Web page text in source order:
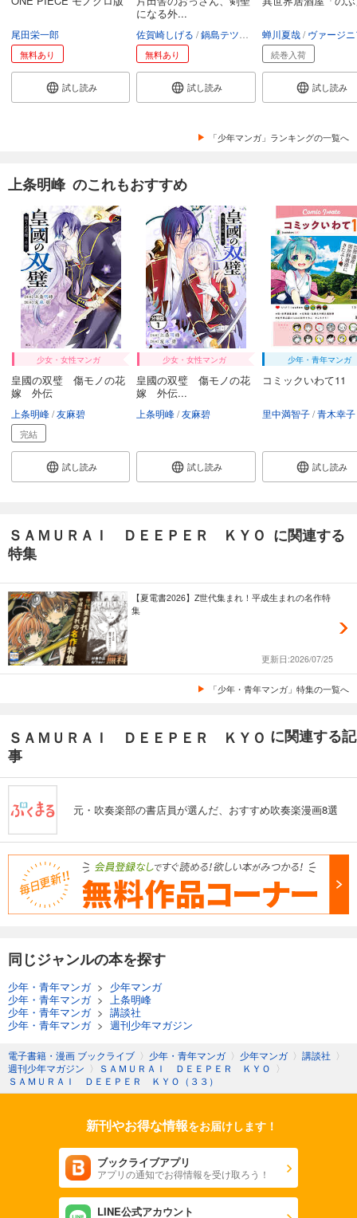
尾田栄一郎
無料あり
試し読み
になる外...
佐賀崎しげる 鍋島テツヒロ 空路恵 渡辺樹
無料あり
試し読み
蝉川夏哉 ヴァージニア二
続巻入荷
試し読み
「少年マンガ」ランキングの一覧へ
上条明峰 のこれもおすすめ
少女・女性マンガ
皇國の双璧 傷モノの花
嫁 外伝
上条明峰 友麻碧
完結
試し読み
少女・女性マンガ
皇國の双璧 傷モノの花
嫁 外伝...
上条明峰 友麻碧
試し読み
少年・青年マンガ
コミックいわて11
里中満智子 青木幸子
試し読み
ＳＡＭＵＲＡＩ ＤＥＥＰＥＲ ＫＹＯ に関連する
特集
【夏電書2026】Z世代集まれ！平成生まれの名作特
集
更新日:2026/07/25
「少年・青年マンガ」特集の一覧へ
ＳＡＭＵＲＡＩ ＤＥＥＰＥＲ ＫＹＯ に関連する記
事
元・吹奏楽部の書店員が選んだ、おすすめ吹奏楽漫画8選
同じジャンルの本を探す
少年・青年マンガ> 少年マンガ
少年・青年マンガ> 上条明峰
少年・青年マンガ> 講談社
少年・青年マンガ> 週刊少年マガジン
電子書籍・漫画 ブックライブ 〉 少年・青年マンガ 〉 少年マンガ 〉 講談社 〉
週刊少年マガジン 〉 ＳＡＭＵＲＡＩ ＤＥＥＰＥＲ ＫＹＯ 〉
ＳＡＭＵＲＡＩ ＤＥＥＰＥＲ ＫＹＯ（３３）
新刊やお得な情報をお届けします！
ブックライブアプリ
アプリの通知でお得情報を受け取ろう！
LINE公式アカウント